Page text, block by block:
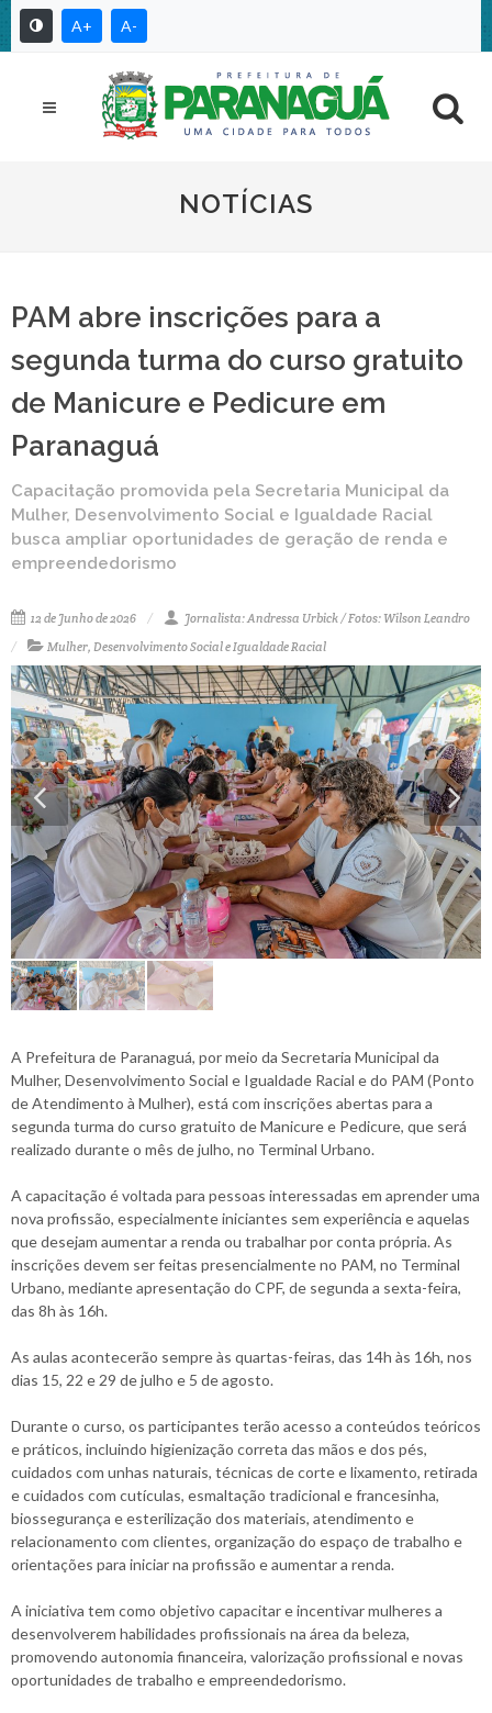
A+ A-
NOTÍCIAS
PAM abre inscrições para a
segunda turma do curso gratuito
de Manicure e Pedicure em
Paranaguá
Capacitação promovida pela Secretaria Municipal da
Mulher, Desenvolvimento Social e Igualdade Racial
busca ampliar oportunidades de geração de renda e
empreendedorismo
12 de Junho de 2026
Jornalista: Andressa Urbick / Fotos: Wilson Leandro
Mulher, Desenvolvimento Social e Igualdade Racial
A Prefeitura de Paranaguá, por meio da Secretaria Municipal da
Mulher, Desenvolvimento Social e Igualdade Racial e do PAM (Ponto
de Atendimento à Mulher), está com inscrições abertas para a
segunda turma do curso gratuito de Manicure e Pedicure, que será
realizado durante o mês de julho, no Terminal Urbano.
A capacitação é voltada para pessoas interessadas em aprender uma
nova profissão, especialmente iniciantes sem experiência e aquelas
que desejam aumentar a renda ou trabalhar por conta própria. As
inscrições devem ser feitas presencialmente no PAM, no Terminal
Urbano, mediante apresentação do CPF, de segunda a sexta-feira,
das 8h às 16h.
As aulas acontecerão sempre às quartas-feiras, das 14h às 16h, nos
dias 15, 22 e 29 de julho e 5 de agosto.
Durante o curso, os participantes terão acesso a conteúdos teóricos
e práticos, incluindo higienização correta das mãos e dos pés,
cuidados com unhas naturais, técnicas de corte e lixamento, retirada
e cuidados com cutículas, esmaltação tradicional e francesinha,
biossegurança e esterilização dos materiais, atendimento e
relacionamento com clientes, organização do espaço de trabalho e
orientações para iniciar na profissão e aumentar a renda.
A iniciativa tem como objetivo capacitar e incentivar mulheres a
desenvolverem habilidades profissionais na área da beleza,
promovendo autonomia financeira, valorização profissional e novas
oportunidades de trabalho e empreendedorismo.